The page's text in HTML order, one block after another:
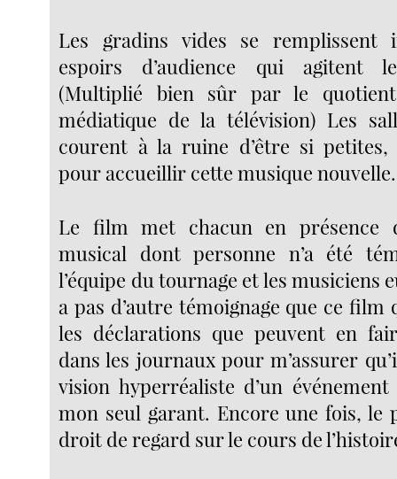
Les gradins vides se remplissent
espoirs d’audience qui agitent
(Multiplié bien sûr par le quotient
médiatique de la télévision) Les
courent à la ruine d’être si petites,
pour accueillir cette musique nouvelle.
Le film met chacun en présence
musical dont personne n’a été
l’équipe du tournage et les musiciens
a pas d’autre témoignage que ce film
les déclarations que peuvent en
dans les journaux pour m’assurer
vision hyperréaliste d’un
mon seul garant. Encore une fois, le
droit de regard sur le cours de